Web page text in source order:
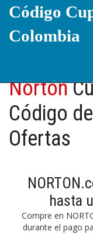
Código
Colombia
Norton
Código
Ofertas
hasta
Compre en
durante el pago